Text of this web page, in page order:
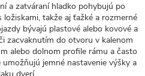
a zatváraní hladko pohybujú po
takže aj ťažké a rozmerné
bývajú plastové alebo kovové a
zacvaknutím do otvoru v kalenom
alebo dolnom profile rámu a často
jemné nastavenie výšky a